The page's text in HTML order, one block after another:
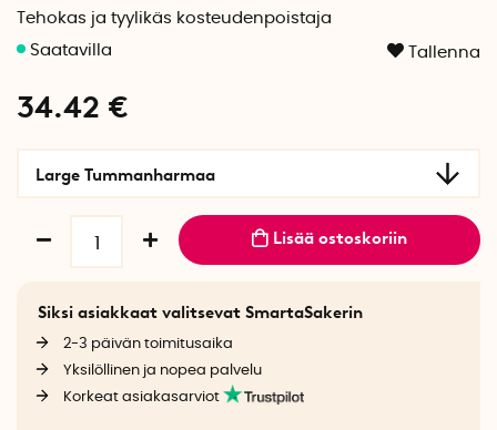
Tehokas ja tyylikäs kosteudenpoistaja
Tallenna
34.42 €
Large Tummanharmaa
Lisää ostoskoriin
Siksi asiakkaat valitsevat SmartaSakerin
2-3 päivän toimitusaika
Yksilöllinen ja nopea palvelu
Korkeat asiakasarviot